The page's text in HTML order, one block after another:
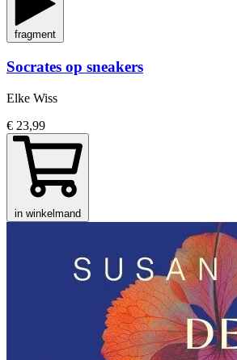
fragment
Socrates op sneakers
Elke Wiss
€ 23,99
in winkelmand